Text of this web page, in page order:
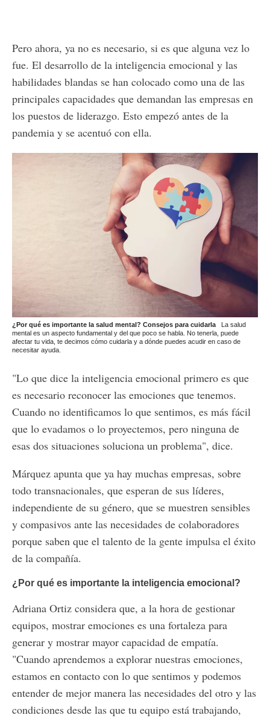
Pero ahora, ya no es necesario, si es que alguna vez lo
fue. El desarrollo de la inteligencia emocional y las
habilidades blandas se han colocado como una de las
principales capacidades que demandan las empresas en
los puestos de liderazgo. Esto empezó antes de la
pandemia y se acentuó con ella.
¿Por qué es importante la salud mental? Consejos para cuidarla
La salud
mental es un aspecto fundamental y del que poco se habla. No tenerla, puede
afectar tu vida, te decimos cómo cuidarla y a dónde puedes acudir en caso de
necesitar ayuda.
"Lo que dice la inteligencia emocional primero es que
es necesario reconocer las emociones que tenemos.
Cuando no identificamos lo que sentimos, es más fácil
que lo evadamos o lo proyectemos, pero ninguna de
esas dos situaciones soluciona un problema", dice.
Márquez apunta que ya hay muchas empresas, sobre
todo transnacionales, que esperan de sus líderes,
independiente de su género, que se muestren sensibles
y compasivos ante las necesidades de colaboradores
porque saben que el talento de la gente impulsa el éxito
de la compañía.
¿Por qué es importante la inteligencia emocional?
Adriana Ortiz considera que, a la hora de gestionar
equipos, mostrar emociones es una fortaleza para
generar y mostrar mayor capacidad de empatía.
"Cuando aprendemos a explorar nuestras emociones,
estamos en contacto con lo que sentimos y podemos
entender de mejor manera las necesidades del otro y las
condiciones desde las que tu equipo está trabajando,